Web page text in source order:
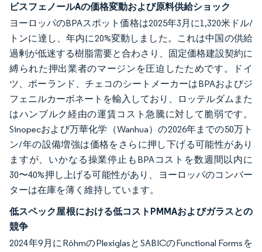
ビスフェノールAの価格変動および原料供給ショック
ヨーロッパのBPAスポット価格は2025年3月に1,320米ドル/
トンに達し、年内に20%変動しました。これは中国の供給
過剰が低迷する樹脂需要と合わさり、固定価格建設契約に
縛られた押出業者のマージンを圧迫したためです。ドイ
ツ、ポーランド、チェコのシートメーカーはBPAおよびジ
フェニルカーボネートを輸入しており、ロッテルダムまた
はハンブルク経由の運賃コスト急騰に対して脆弱です。
Sinopecおよび万華化学（Wanhua）の2026年までの50万ト
ン/年の設備増強は価格をさらに押し下げる可能性があり
ますが、いかなる操業停止もBPAコストを数週間以内に
30〜40%押し上げる可能性があり、ヨーロッパのコンバー
ターは在庫を薄く維持しています。
低スペック屋根における低コストPMMAおよびガラスとの
競争
2024年9月にRöhmのPlexiglasとSABICのFunctional Formsを